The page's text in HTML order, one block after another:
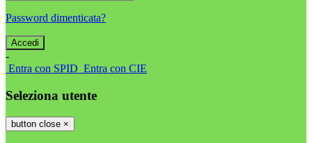
Password dimenticata?
-
Entra con SPID Entra con CIE
Seleziona utente
button close ×